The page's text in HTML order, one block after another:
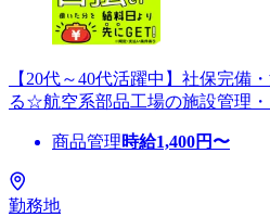
【20代～40代活躍中】社保完備
る☆航空系部品工場の施設管理
商品管理時給1,400円〜
勤務地